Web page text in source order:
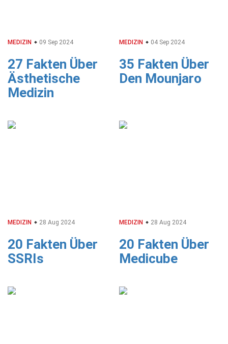
MEDIZIN 09 Sep 2024
27 Fakten Über
Ästhetische
Medizin
MEDIZIN 04 Sep 2024
35 Fakten Über
Den Mounjaro
MEDIZIN 28 Aug 2024
20 Fakten Über
SSRIs
MEDIZIN 28 Aug 2024
20 Fakten Über
Medicube